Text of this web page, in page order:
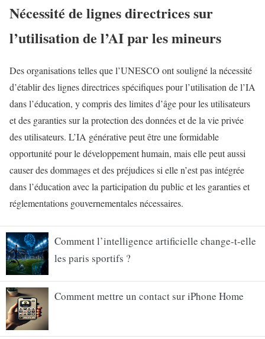
Nécessité de lignes directrices sur
l’utilisation de l’AI par les mineurs
Des organisations telles que l’UNESCO ont souligné la nécessité
d’établir des lignes directrices spécifiques pour l’utilisation de l’IA
dans l’éducation, y compris des limites d’âge pour les utilisateurs
et des garanties sur la protection des données et de la vie privée
des utilisateurs. L’IA générative peut être une formidable
opportunité pour le développement humain, mais elle peut aussi
causer des dommages et des préjudices si elle n’est pas intégrée
dans l’éducation avec la participation du public et les garanties et
réglementations gouvernementales nécessaires.
Comment l’intelligence artificielle change-t-elle
les paris sportifs ?
Comment mettre un contact sur iPhone Home